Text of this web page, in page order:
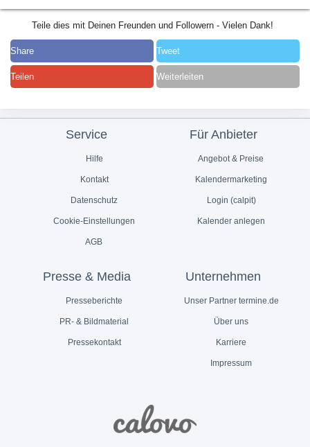
Teile dies mit Deinen Freunden und Followern - Vielen Dank!
Share Tweet
Teilen Weiterleiten
Service
Hilfe
Kontakt
Datenschutz
Cookie-Einstellungen
AGB
Für Anbieter
Angebot & Preise
Kalendermarketing
Login (calpit)
Kalender anlegen
Presse & Media
Presseberichte
PR- & Bildmaterial
Pressekontakt
Unternehmen
Unser Partner termine.de
Über uns
Karriere
Impressum